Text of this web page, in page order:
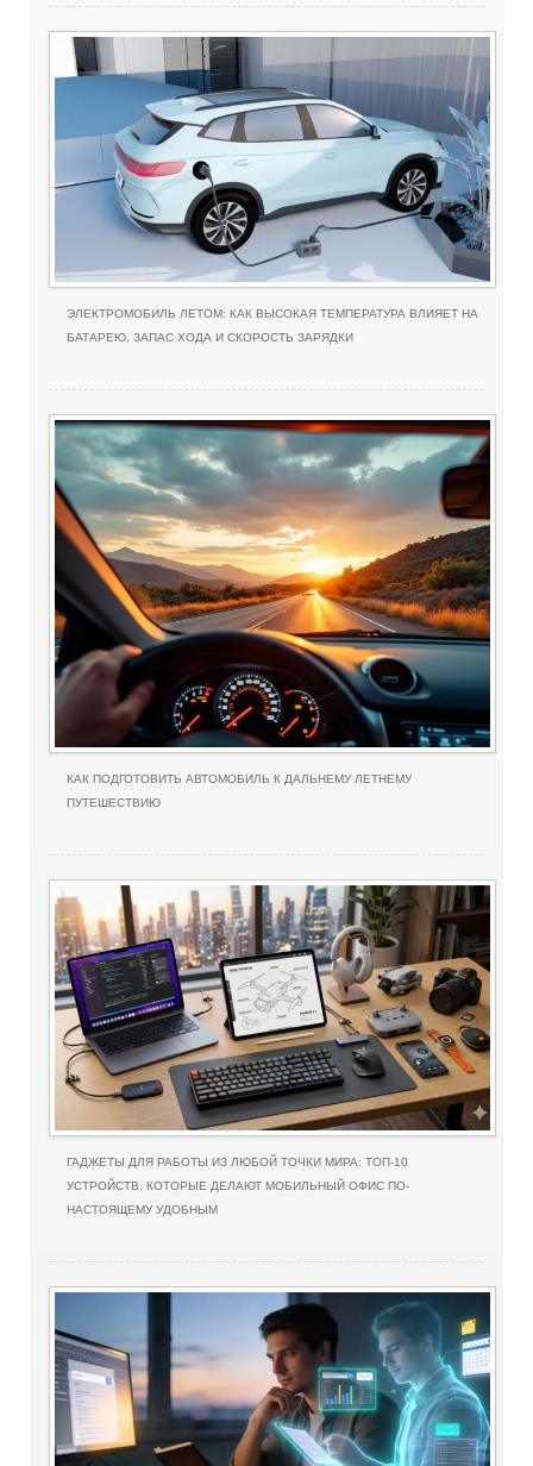
ЭЛЕКТРОМОБИЛЬ ЛЕТОМ: КАК ВЫСОКАЯ ТЕМПЕРАТУРА ВЛИЯЕТ НА
БАТАРЕЮ, ЗАПАС ХОДА И СКОРОСТЬ ЗАРЯДКИ
КАК ПОДГОТОВИТЬ АВТОМОБИЛЬ К ДАЛЬНЕМУ ЛЕТНЕМУ
ПУТЕШЕСТВИЮ
ГАДЖЕТЫ ДЛЯ РАБОТЫ ИЗ ЛЮБОЙ ТОЧКИ МИРА: ТОП-10
УСТРОЙСТВ, КОТОРЫЕ ДЕЛАЮТ МОБИЛЬНЫЙ ОФИС ПО-
НАСТОЯЩЕМУ УДОБНЫМ